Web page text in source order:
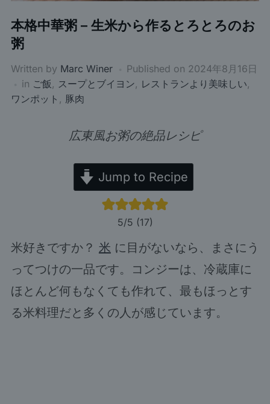
本格中華粥 – 生米から作るとろとろのお
粥
Written by Marc Winer Published on 2024年8月16日
in ご飯 , スープとブイヨン, レストランより美味しい,
ワンポット , 豚肉
広東風お粥の絶品レシピ
Jump to Recipe
5/5 (17)
米好きですか？ 米 に目がないなら、まさにう
ってつけの一品です。コンジーは、冷蔵庫に
ほとんど何もなくても作れて、最もほっとす
る米料理だと多くの人が感じています。